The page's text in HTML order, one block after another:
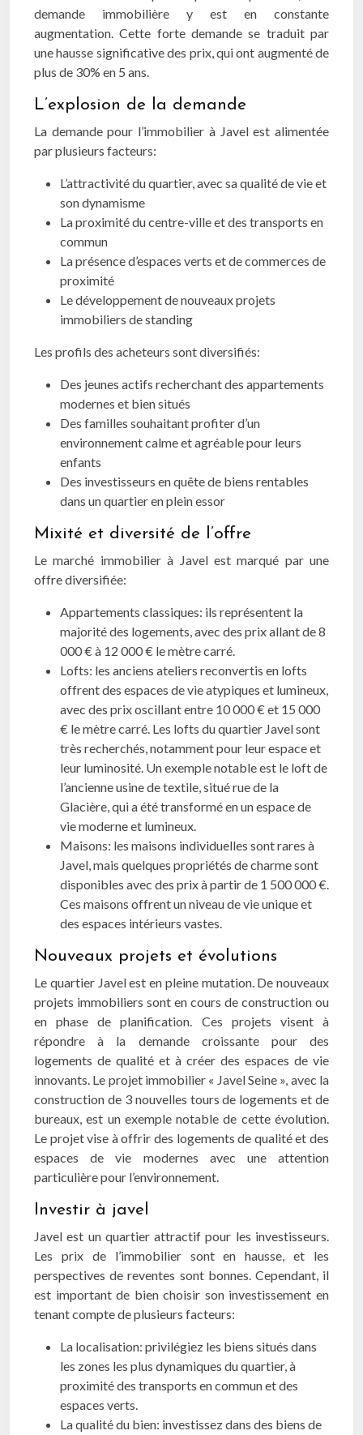
demande immobilière y est en constante
augmentation. Cette forte demande se traduit par
une hausse significative des prix, qui ont augmenté de
plus de 30% en 5 ans.
L’explosion de la demande
La demande pour l’immobilier à Javel est alimentée
par plusieurs facteurs:
L’attractivité du quartier, avec sa qualité de vie et
son dynamisme
La proximité du centre-ville et des transports en
commun
La présence d’espaces verts et de commerces de
proximité
Le développement de nouveaux projets
immobiliers de standing
Les profils des acheteurs sont diversifiés:
Des jeunes actifs recherchant des appartements
modernes et bien situés
Des familles souhaitant profiter d’un
environnement calme et agréable pour leurs
enfants
Des investisseurs en quête de biens rentables
dans un quartier en plein essor
Mixité et diversité de l’offre
Le marché immobilier à Javel est marqué par une
offre diversifiée:
Appartements classiques: ils représentent la
majorité des logements, avec des prix allant de 8
000 € à 12 000 € le mètre carré.
Lofts: les anciens ateliers reconvertis en lofts
offrent des espaces de vie atypiques et lumineux,
avec des prix oscillant entre 10 000 € et 15 000
€ le mètre carré. Les lofts du quartier Javel sont
très recherchés, notamment pour leur espace et
leur luminosité. Un exemple notable est le loft de
l’ancienne usine de textile, situé rue de la
Glacière, qui a été transformé en un espace de
vie moderne et lumineux.
Maisons: les maisons individuelles sont rares à
Javel, mais quelques propriétés de charme sont
disponibles avec des prix à partir de 1 500 000 €.
Ces maisons offrent un niveau de vie unique et
des espaces intérieurs vastes.
Nouveaux projets et évolutions
Le quartier Javel est en pleine mutation. De nouveaux
projets immobiliers sont en cours de construction ou
en phase de planification. Ces projets visent à
répondre à la demande croissante pour des
logements de qualité et à créer des espaces de vie
innovants. Le projet immobilier « Javel Seine », avec la
construction de 3 nouvelles tours de logements et de
bureaux, est un exemple notable de cette évolution.
Le projet vise à offrir des logements de qualité et des
espaces de vie modernes avec une attention
particulière pour l’environnement.
Investir à javel
Javel est un quartier attractif pour les investisseurs.
Les prix de l’immobilier sont en hausse, et les
perspectives de reventes sont bonnes. Cependant, il
est important de bien choisir son investissement en
tenant compte de plusieurs facteurs:
La localisation: privilégiez les biens situés dans
les zones les plus dynamiques du quartier, à
proximité des transports en commun et des
espaces verts.
La qualité du bien: investissez dans des biens de